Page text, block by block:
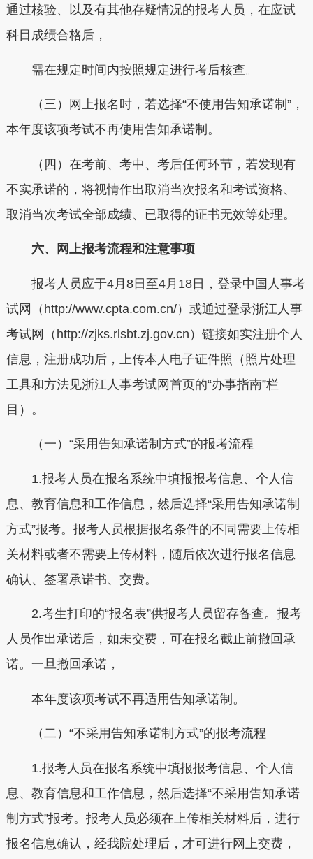
通过核验、以及有其他存疑情况的报考人员，在应试
科目成绩合格后，
需在规定时间内按照规定进行考后核查。
（三）网上报名时，若选择“不使用告知承诺制”，
本年度该项考试不再使用告知承诺制。
（四）在考前、考中、考后任何环节，若发现有
不实承诺的，将视情作出取消当次报名和考试资格、
取消当次考试全部成绩、已取得的证书无效等处理。
六、网上报考流程和注意事项
报考人员应于4月8日至4月18日，登录中国人事考
试网（http://www.cpta.com.cn/）或通过登录浙江人事
考试网（http://zjks.rlsbt.zj.gov.cn）链接如实注册个人
信息，注册成功后，上传本人电子证件照（照片处理
工具和方法见浙江人事考试网首页的“办事指南”栏
目）。
（一）“采用告知承诺制方式”的报考流程
1.报考人员在报名系统中填报报考信息、个人信
息、教育信息和工作信息，然后选择“采用告知承诺制
方式”报考。报考人员根据报名条件的不同需要上传相
关材料或者不需要上传材料，随后依次进行报名信息
确认、签署承诺书、交费。
2.考生打印的“报名表”供报考人员留存备查。报考
人员作出承诺后，如未交费，可在报名截止前撤回承
诺。一旦撤回承诺，
本年度该项考试不再适用告知承诺制。
（二）“不采用告知承诺制方式”的报考流程
1.报考人员在报名系统中填报报考信息、个人信
息、教育信息和工作信息，然后选择“不采用告知承诺
制方式”报考。报考人员必须在上传相关材料后，进行
报名信息确认，经我院处理后，才可进行网上交费，